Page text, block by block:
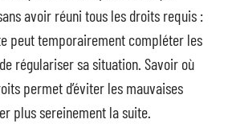
avoir réuni tous les droits requis :
peut temporairement compléter les
régulariser sa situation. Savoir où
permet d’éviter les mauvaises
plus sereinement la suite.